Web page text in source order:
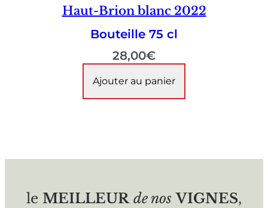
Haut-Brion blanc 2022
Bouteille 75 cl
28,00€
Ajouter au panier
le MEILLEUR de nos VIGNES,